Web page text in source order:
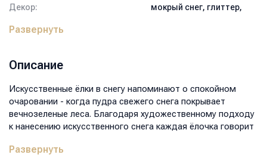
Декор:
мокрый снег, глиттер,
Артикул:
Цвет:
Диаметр нижнего ряда, см:
115
Вес, кг:
16,1
1200x450x370
Развернуть
Описание
Искусственные ёлки в снегу напоминают о спокойном
очаровании - когда пудра свежего снега покрывает
вечнозеленые леса. Благодаря художественному подходу
к нанесению искусственного снега каждая ёлочка говорит
технологий позволяет снегу укрывать веточки ели в виде
Развернуть